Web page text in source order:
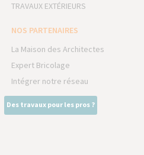
TRAVAUX EXTÉRIEURS
NOS PARTENAIRES
La Maison des Architectes
Expert Bricolage
Intégrer notre réseau
Des travaux pour les pros ?